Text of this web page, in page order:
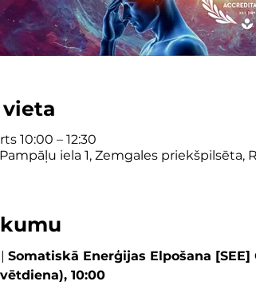
10:00 – 12:30
iela 1, Zemgales priekšpilsēta,
Somatiskā Enerģijas Elpošana [SEE]
10:00